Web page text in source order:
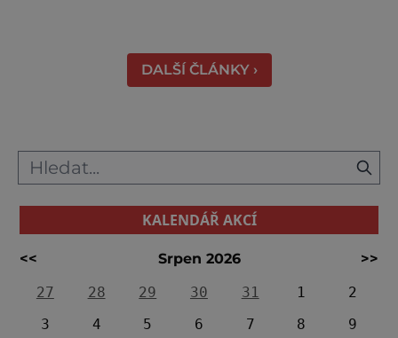
práci tehdejších horníků. [gallery
ids="91631,91630,91632,91633,91634,91635,9
DALŠÍ ČLÁNKY ›
KALENDÁŘ AKCÍ
<< Srpen 2026
>>
27
28 29 30 31 1
2
3
4 5 6 7 8
9